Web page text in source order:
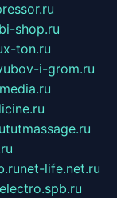
shop.ru
x-ton.ru
i-grom.ru
tutmassage.ru
net-life.net.ru